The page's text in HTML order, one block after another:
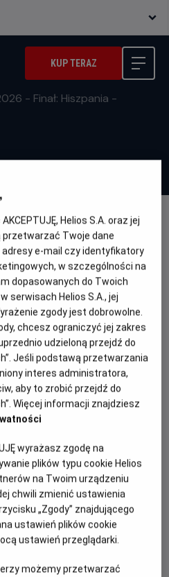
KUP TERAZ
Świata FIFA 2026 -
- Argentyna
Świata FIFA 2026 - Finał
turnieju, który z
Argentyna.
po najcenniejsze trofeum
najlepszej oprawy dlatego
kinowym ekranie,
Helios S.A. oraz jej
Twoje dane
adresy e-mail czy identyfikatory
w szczególności na
dopasowanych do Twoich
serwisach Helios S.A., jej
zgody jest dobrowolne.
chcesz ograniczyć jej zakres
udzieloną przejdź do
Jeśli podstawą przetwarzania
interes administratora,
aby to zrobić przejdź do
Więcej informacji znajdziesz
wyrażasz zgodę na
plików typu cookie Helios
na Twoim urządzeniu
chwili zmienić ustawienia
„Zgody” znajdującego
ustawień plików cookie
ustawień przeglądarki.
możemy przetwarzać